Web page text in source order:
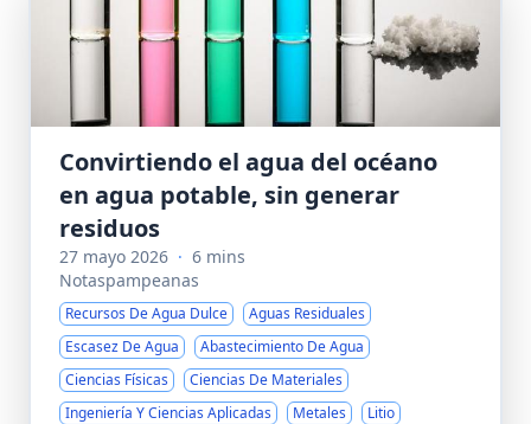
Convirtiendo el agua del océano
en agua potable, sin generar
residuos
27 mayo 2026 · 6 mins
Notaspampeanas
Recursos De Agua Dulce
Aguas Residuales
Escasez De Agua
Abastecimiento De Agua
Ciencias Físicas
Ciencias De Materiales
Ingeniería Y Ciencias Aplicadas
Metales
Litio